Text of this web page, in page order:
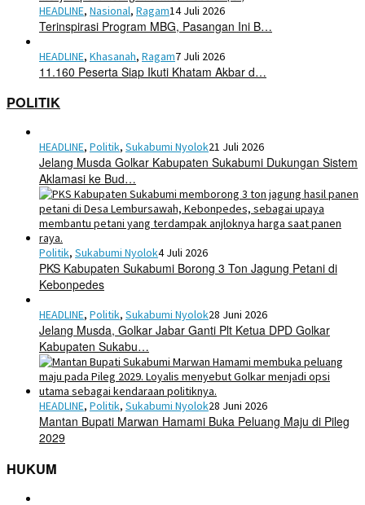
HEADLINE, Nasional, Ragam14 Juli 2026
Terinspirasi Program MBG, Pasangan Ini B…
HEADLINE, Khasanah, Ragam7 Juli 2026
11.160 Peserta Siap Ikuti Khatam Akbar d…
POLITIK
HEADLINE, Politik, Sukabumi Nyolok21 Juli 2026
Jelang Musda Golkar Kabupaten Sukabumi Dukungan Sistem
Aklamasi ke Bud…
Politik, Sukabumi Nyolok4 Juli 2026
PKS Kabupaten Sukabumi Borong 3 Ton Jagung Petani di
Kebonpedes
HEADLINE, Politik, Sukabumi Nyolok28 Juni 2026
Jelang Musda, Golkar Jabar Ganti Plt Ketua DPD Golkar
Kabupaten Sukabu…
HEADLINE, Politik, Sukabumi Nyolok28 Juni 2026
Mantan Bupati Marwan Hamami Buka Peluang Maju di Pileg
2029
HUKUM